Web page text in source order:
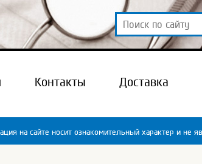
Контакты Доставка
на сайте носит ознакомительный характер и не